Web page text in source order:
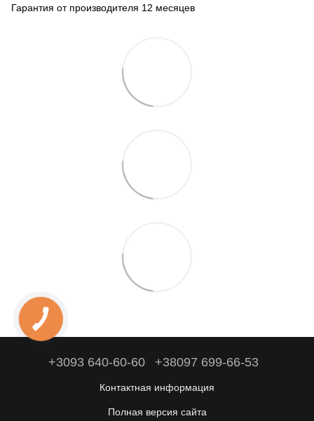
Гарантия от производителя 12 месяцев
+3093 640-60-60 +38097 699-66-53
Контактная информация
Полная версия сайта